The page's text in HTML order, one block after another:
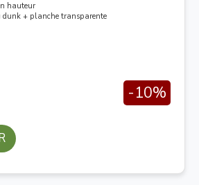
hauteur
+ planche transparente
-10%